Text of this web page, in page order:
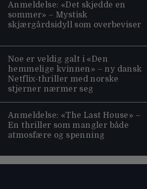
Anmeldelse: «Det skjedde en
sommer» – Mystisk
skjærgårdsidyll som overbeviser
Noe er veldig galt i «Den
hemmelige kvinnen» – ny dansk
Netflix-thriller med norske
stjerner nærmer seg
Anmeldelse: «The Last House» –
En thriller som mangler både
atmosfære og spenning